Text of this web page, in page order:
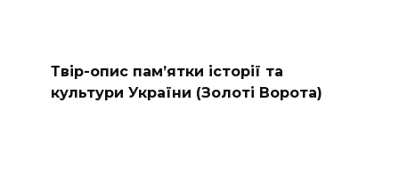
Твір-опис пам’ятки історії та
культури України (Золоті Ворота)